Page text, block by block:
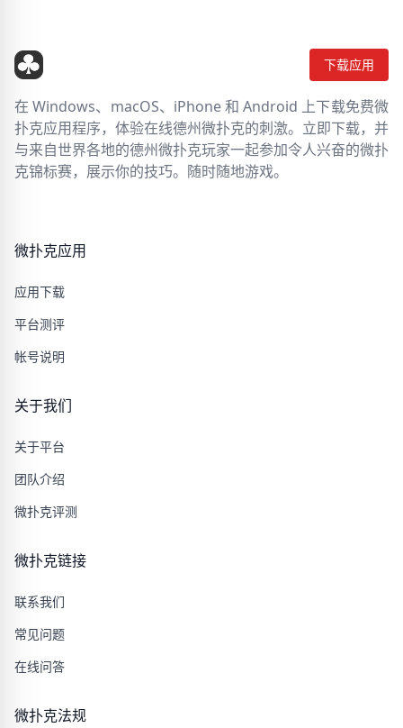
下载应用
在 Windows、macOS、iPhone 和 Android 上下载免费微
扑克应用程序，体验在线德州微扑克的刺激。立即下载，并
与来自世界各地的德州微扑克玩家一起参加令人兴奋的微扑
克锦标赛，展示你的技巧。随时随地游戏。
微扑克应用
应用下载
平台测评
帐号说明
关于我们
关于平台
团队介绍
微扑克评测
微扑克链接
联系我们
常见问题
在线问答
微扑克法规